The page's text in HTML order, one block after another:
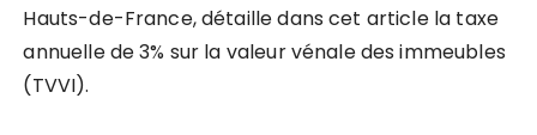
Hauts-de-France, détaille dans cet article la taxe
annuelle de 3% sur la valeur vénale des immeubles
(TVVI).